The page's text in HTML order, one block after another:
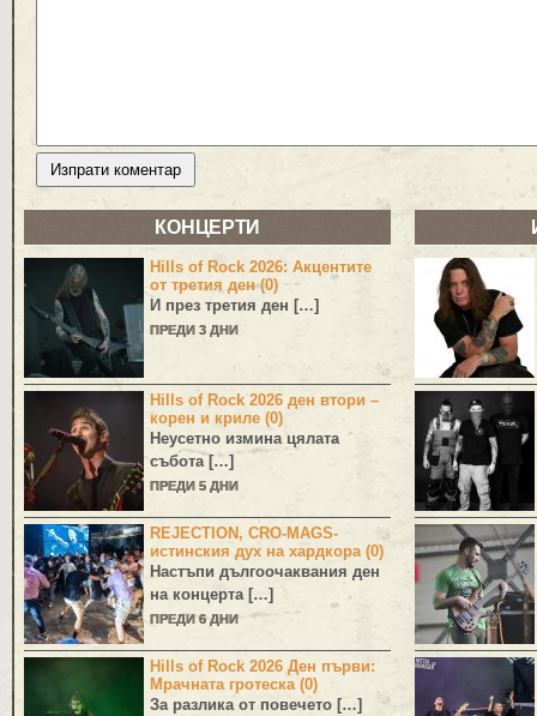
КОНЦЕРТИ
Hills of Rock 2026: Акцентите
от третия ден (0)
И през третия ден […]
ПРЕДИ 3 ДНИ
Hills of Rock 2026 ден втори –
корен и криле (0)
Неусетно измина цялата
събота […]
ПРЕДИ 5 ДНИ
REJECTION, CRO-MAGS-
истинския дух на хардкора (0)
Настъпи дългоочаквания ден
на концерта […]
ПРЕДИ 6 ДНИ
Hills of Rock 2026 Ден първи:
Мрачната гротеска (0)
За разлика от повечето […]